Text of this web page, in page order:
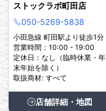
ストックラボ町田店
050-5269-5838
小田急線 町田駅より徒歩1分
営業時間：10:00 - 19:00
定休日：なし（臨時休業・年
末年始を除く）
取扱商材: すべて
店舗詳細・地図